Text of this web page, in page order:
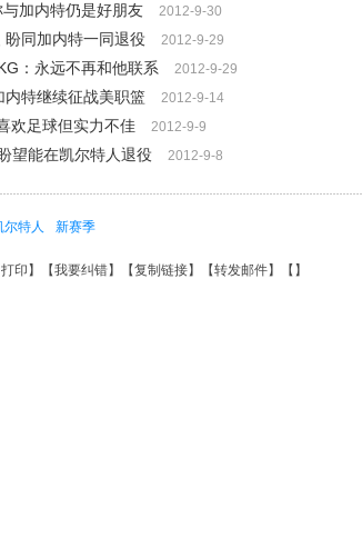
加内特仍是好朋友
2012-9-30
盼同加内特一同退役 2012-9-29
：永远不再和他联系 2012-9-29
特继续征战美职篮 2012-9-14
欢足球但实力不佳 2012-9-9
望能在凯尔特人退役 2012-9-8
尔特人 新赛季
打印 】【我要纠错】【复制链接】【转发邮件】【 】